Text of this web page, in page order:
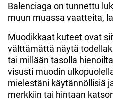
Balenciaga on tunnettu
muun muassa vaatteita,
Muodikkaat kuteet ovat
välttämättä näytä
tai millään tasolla
visusti muodin
mielestäni käytännöllisiä
merkkiin tai hintaan